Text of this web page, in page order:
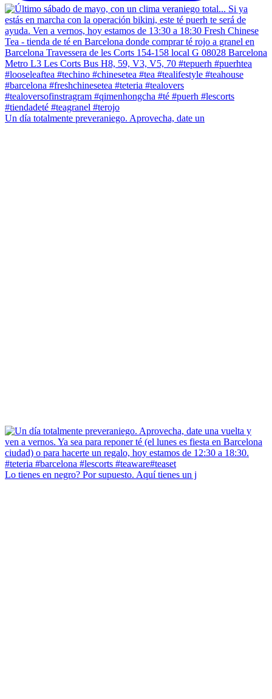
Un día totalmente preveraniego. Aprovecha, date un
Lo tienes en negro? Por supuesto. Aquí tienes un j